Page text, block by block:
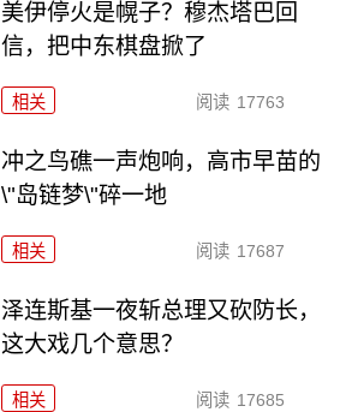
美伊停火是幌子？穆杰塔巴回
信，把中东棋盘掀了
相关 阅读 17763
冲之鸟礁一声炮响，高市早苗的
\"岛链梦\"碎一地
相关 阅读 17687
泽连斯基一夜斩总理又砍防长，
这大戏几个意思？
相关 阅读 17685